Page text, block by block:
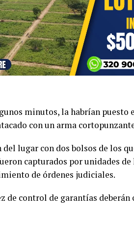
minutos, la habrían puesto
con un arma
lugar con dos bolsos de los
capturados por unidades
de órdenes judiciales.
de control de garantías